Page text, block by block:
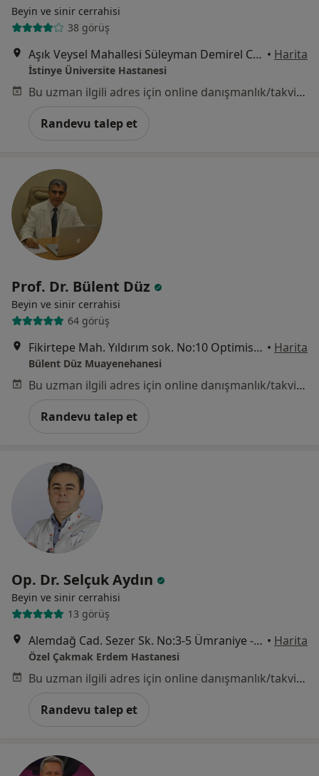
Beyin ve sinir cerrahisi
38 görüş
Aşık Veysel Mahallesi Süleyman Demirel Caddesi No:1, Esenyurt • Harita
İstinye Üniversite Hastanesi
Bu uzman ilgili adres için online danışmanlık/takvim sunmuyor.
Randevu talep et
Prof. Dr. Bülent Düz
Beyin ve sinir cerrahisi
64 görüş
Fikirtepe Mah. Yıldırım sok. No:10 Optimist Residence D blok 33 Numara,, İstanbul • Harita
Bülent Düz Muayenehanesi
Bu uzman ilgili adres için online danışmanlık/takvim sunmuyor.
Randevu talep et
Op. Dr. Selçuk Aydın
Beyin ve sinir cerrahisi
13 görüş
Alemdağ Cad. Sezer Sk. No:3-5 Ümraniye - İstanbul, Ümraniye • Harita
Özel Çakmak Erdem Hastanesi
Bu uzman ilgili adres için online danışmanlık/takvim sunmuyor.
Randevu talep et